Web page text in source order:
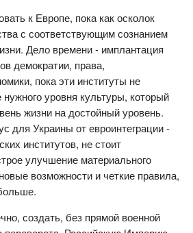
к Европе, пока как осколок
с соответствующим сознанием
Дело времени - имплантация
демократии, права,
пока эти институты не
уровня культуры, который
жизни на достойный уровень.
для Украины от евроинтеграции -
институтов, не стоит
улучшение материального
возможности и четкие правила,
создать, без прямой военной